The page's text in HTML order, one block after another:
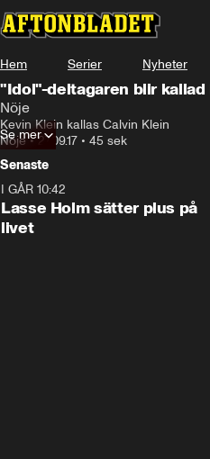
Hem Serier Nyheter
"Idol"-deltagaren blir kallad
Nöje
Kevin Klein kallas Calvin Klein
Nöje•27.09.17 • 45 sek
Se mer
Senaste
I GÅR 10:42
Lasse Holm sätter plus på
livet